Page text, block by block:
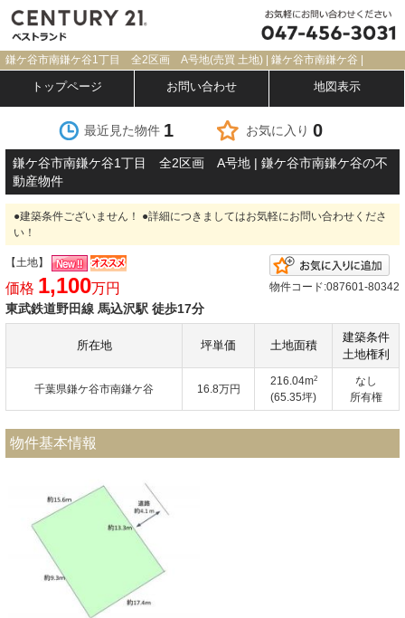
鎌ケ谷市南鎌ケ谷1丁目 全2区画 A号地(売買 土地) | 鎌ケ谷市南鎌ケ谷 |
トップページ お問い合わせ 地図表示
最近見た物件 1 お気に入り 0
鎌ケ谷市南鎌ケ谷1丁目 全2区画 A号地 | 鎌ケ谷市南鎌ケ谷の不
動産物件
●建築条件ございません！ ●詳細につきましてはお気軽にお問い合わせくださ
い！
【土地】
価格 1,100万円
東武鉄道野田線 馬込沢駅 徒歩17分
物件コード:087601-80342
所在地 坪単価 土地面積
建築条件
土地権利
千葉県鎌ケ谷市南鎌ケ谷 16.8万円
216.04m2
(65.35坪)
なし
所有権
物件基本情報